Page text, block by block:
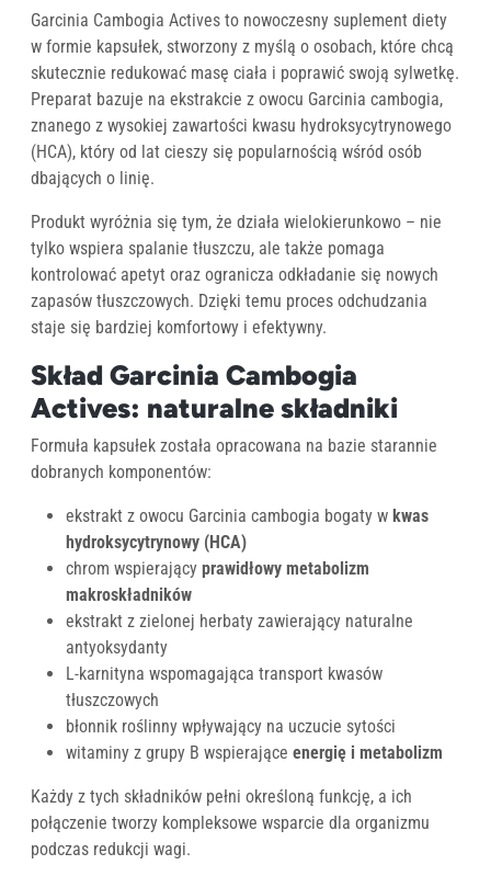
Garcinia Cambogia Actives to nowoczesny suplement diety
w formie kapsułek, stworzony z myślą o osobach, które chcą
skutecznie redukować masę ciała i poprawić swoją sylwetkę.
Preparat bazuje na ekstrakcie z owocu Garcinia cambogia,
znanego z wysokiej zawartości kwasu hydroksycytrynowego
(HCA), który od lat cieszy się popularnością wśród osób
dbających o linię.
Produkt wyróżnia się tym, że działa wielokierunkowo – nie
tylko wspiera spalanie tłuszczu, ale także pomaga
kontrolować apetyt oraz ogranicza odkładanie się nowych
zapasów tłuszczowych. Dzięki temu proces odchudzania
staje się bardziej komfortowy i efektywny.
Skład Garcinia Cambogia
Actives: naturalne składniki
Formuła kapsułek została opracowana na bazie starannie
dobranych komponentów:
ekstrakt z owocu Garcinia cambogia bogaty w kwas
hydroksycytrynowy (HCA)
chrom wspierający prawidłowy metabolizm
makroskładników
ekstrakt z zielonej herbaty zawierający naturalne
antyoksydanty
L-karnityna wspomagająca transport kwasów
tłuszczowych
błonnik roślinny wpływający na uczucie sytości
witaminy z grupy B wspierające energię i metabolizm
Każdy z tych składników pełni określoną funkcję, a ich
połączenie tworzy kompleksowe wsparcie dla organizmu
podczas redukcji wagi.